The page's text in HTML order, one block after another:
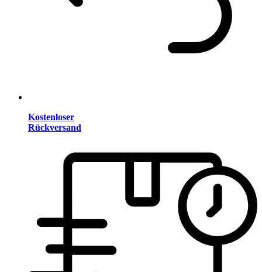
Kostenloser
Rückversand